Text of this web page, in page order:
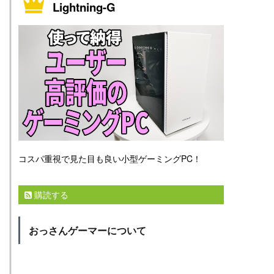
Lightning-G
コスパ重視で見た目も良い小型ゲーミングPC！
購読する
おっさんゲーマーについて